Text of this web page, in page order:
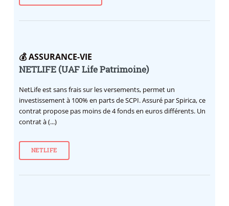
💰 ASSURANCE-VIE
NETLIFE (UAF Life Patrimoine)
NetLife est sans frais sur les versements, permet un
investissement à 100% en parts de SCPI. Assuré par Spirica, ce
contrat propose pas moins de 4 fonds en euros différents. Un
contrat à (...)
NETLIFE